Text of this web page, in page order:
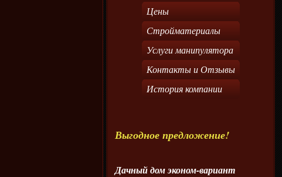
Цены
Стройматериалы
Услуги манипулятора
Контакты и Отзывы
История компании
Выгодное предложение!
Дачный дом эконом-вариант